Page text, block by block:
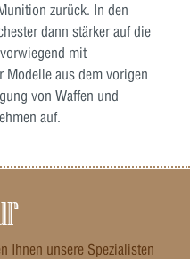
zurück. In den
dann stärker auf die
mit
Modelle aus dem vorigen
von Waffen und
auf.
Ihnen unsere Spezialisten